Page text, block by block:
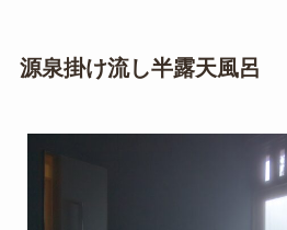
源泉掛け流し半露天風呂